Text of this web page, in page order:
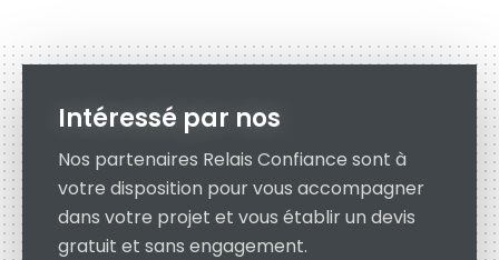
Intéressé par nos
Nos partenaires Relais Confiance sont à
votre disposition pour vous accompagner
dans votre projet et vous établir un devis
gratuit et sans engagement.